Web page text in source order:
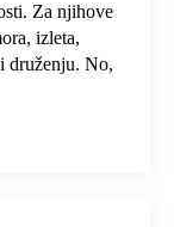
Za njihove
izleta,
druženju. No,